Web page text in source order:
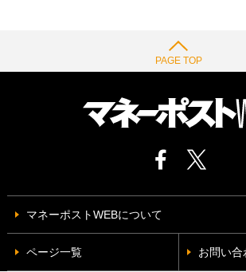
PAGE TOP
マネーポストWEBについて
ページ一覧 お問い合